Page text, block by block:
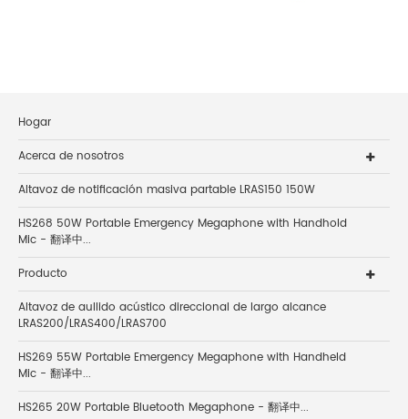
Hogar
Acerca de nosotros
Altavoz de notificación masiva partable LRAS150 150W
HS268 50W Portable Emergency Megaphone with Handhold
Mic - 翻译中...
Producto
Altavoz de aullido acústico direccional de largo alcance
LRAS200/LRAS400/LRAS700
HS269 55W Portable Emergency Megaphone with Handheld
Mic - 翻译中...
HS265 20W Portable Bluetooth Megaphone - 翻译中...